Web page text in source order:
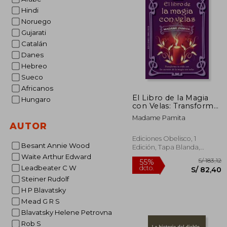
Hindi
Noruego
Gujarati
Catalán
Danes
Hebreo
Sueco
Africanos
Hungaro
AUTOR
Besant Annie Wood
Waite Arthur Edward
Leadbeater C W
Steiner Rudolf
H P Blavatsky
Mead G R S
Blavatsky Helene Petrovna
Rob S
55%
dcto.
El Libro de la Magia
con Velas: Transforma
tu Vida con los
Secretos de la Magia
Madame Pamita
Ediciones Obelisco, 1
Edición, Tapa Blanda,
Nuevo